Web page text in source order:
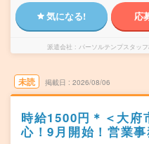
気になる! 応
派遣会社 パーソルテンプスタッ
未読 掲載日 2026/08/06
時給1500円＊＜大府
心！9月開始！営業